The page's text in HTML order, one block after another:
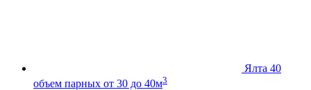
Ялта 40
объем парных от 30 до 40м3